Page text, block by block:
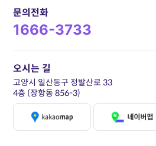
문의전화
1666-3733
오시는 길
고양시 일산동구 정발산로 33
4층 (장항동 856-3)